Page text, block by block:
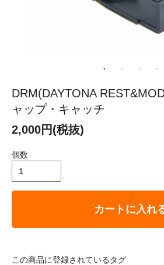
DRM(DAYTONA
ャップ・キャッチ
2,000円(税抜)
個数
カートに入れ
この商品に登録されているタグ